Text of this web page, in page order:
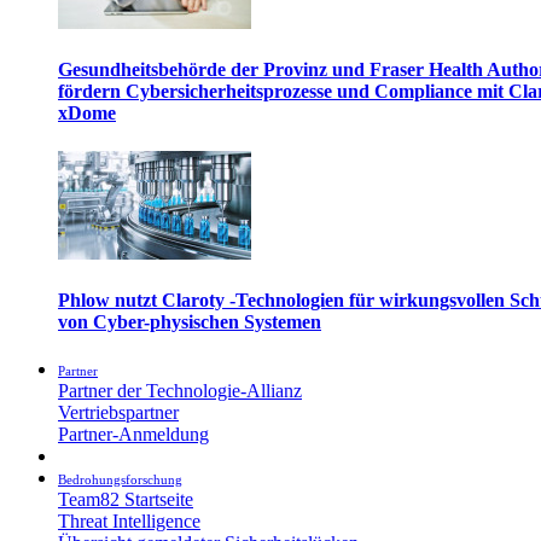
Gesundheitsbehörde der Provinz und Fraser Health
fördern Cybersicherheitsprozesse und Compliance mit
xDome
Phlow nutzt Claroty -Technologien für wirkungsvollen
von Cyber-physischen Systemen
Partner
Partner der Technologie-Allianz
Vertriebspartner
Partner-Anmeldung
Bedrohungsforschung
Team82 Startseite
Threat Intelligence